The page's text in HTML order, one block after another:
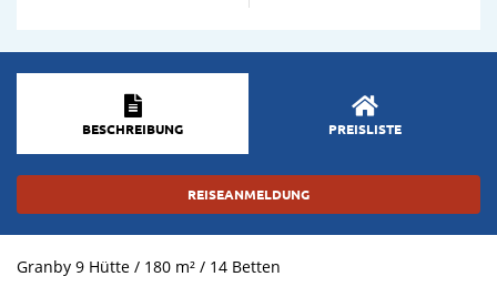
BESCHREIBUNG PREISLISTE
REISEANMELDUNG
Granby 9 Hütte / 180 m² / 14 Betten